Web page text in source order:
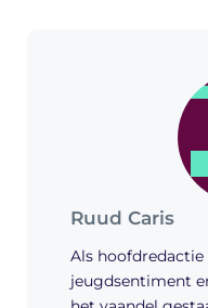
Ruud Caris
Als
jeugdsentiment